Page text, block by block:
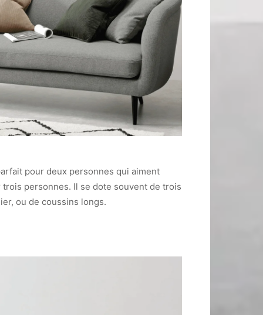
pour deux personnes qui aiment
personnes. Il se dote souvent de trois
ou de coussins longs.